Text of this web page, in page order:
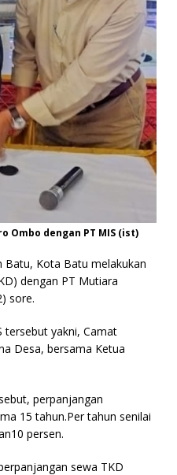
Ombo dengan PT MIS (ist)
Kota Batu melakukan
dengan PT Mutiara
sore.
tersebut yakni, Camat
Desa, bersama Ketua
perpanjangan
15 tahun.Per tahun senilai
persen.
sewa TKD